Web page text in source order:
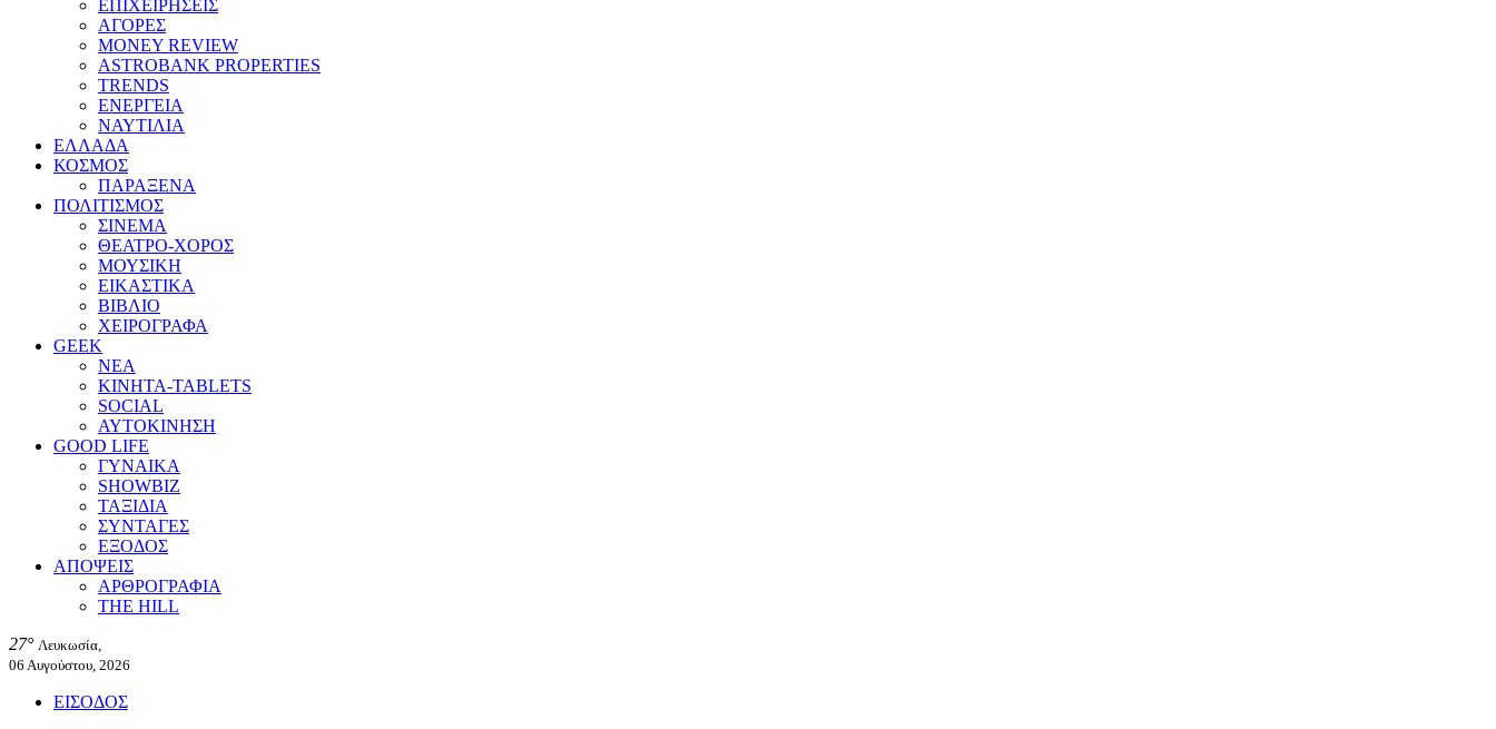
ΕΠΙΧΕΙΡΗΣΕΙΣ
ΑΓΟΡΕΣ
MONEY REVIEW
ASTROBANK PROPERTIES
TRENDS
ΕΝΕΡΓΕΙΑ
ΝΑΥΤΙΛΙΑ
ΕΛΛΑΔΑ
ΚΟΣΜΟΣ
ΠΑΡΑΞΕΝΑ
ΠΟΛΙΤΙΣΜΟΣ
ΣΙΝΕΜΑ
ΘΕΑΤΡΟ-ΧΟΡΟΣ
ΜΟΥΣΙΚΗ
ΕΙΚΑΣΤΙΚΑ
ΒΙΒΛΙΟ
ΧΕΙΡΟΓΡΑΦΑ
GEEK
ΝΕΑ
ΚΙΝΗΤΑ-TABLETS
SOCIAL
ΑΥΤΟΚΙΝΗΣΗ
GOOD LIFE
ΓΥΝΑΙΚΑ
SHOWBIZ
ΤΑΞΙΔΙΑ
ΣΥΝΤΑΓΕΣ
ΕΞΟΔΟΣ
ΑΠΟΨΕΙΣ
ΑΡΘΡΟΓΡΑΦΙΑ
THE HILL
27° Λευκωσία,
06 Αυγούστου, 2026
ΕΙΣΟΔΟΣ